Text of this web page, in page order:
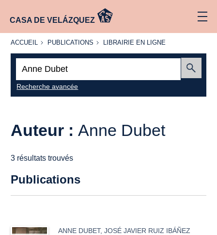
CASA DE VELÁZQUEZ
ACCUEIL
ACCUEIL PUBLICATIONS
PUBLICATIONS
LIBRAIRIE
LIBRAIRIE EN LIGNE
Recherche avancée
Auteur : Anne Dubet
3 résultats trouvés
Publications
ANNE DUBET,JOSÉ JAVIER RUIZ IBÁÑEZ